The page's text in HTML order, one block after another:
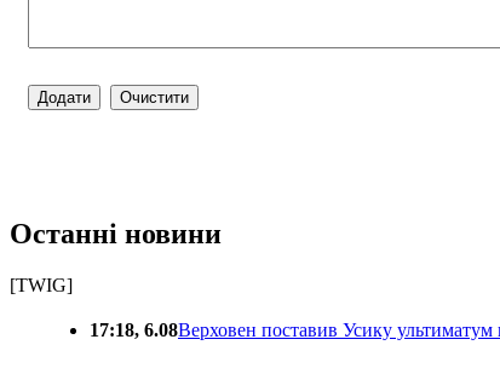
Останні новини
[TWIG]
17:18, 6.08Верховен поставив Усику